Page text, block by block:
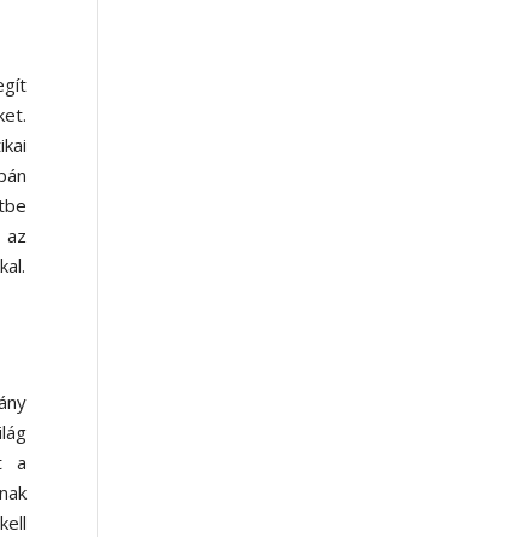
az
a